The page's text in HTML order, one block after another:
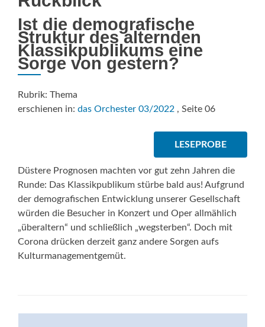
Ist die demografische
Struktur des alternden
Klassikpublikums eine
Sorge von gestern?
Rubrik: Thema
erschienen in: das Orchester 03/2022 , Seite 06
LESEPROBE
Düstere Prognosen machten vor gut zehn Jahren die
Runde: Das Klassikpublikum stürbe bald aus! Aufgrund
der demografischen Entwicklung unserer Gesellschaft
würden die Besucher in Konzert und Oper allmählich
„überaltern“ und schließlich „wegsterben“. Doch mit
Corona drücken derzeit ganz andere Sorgen aufs
Kulturmanagementgemüt.